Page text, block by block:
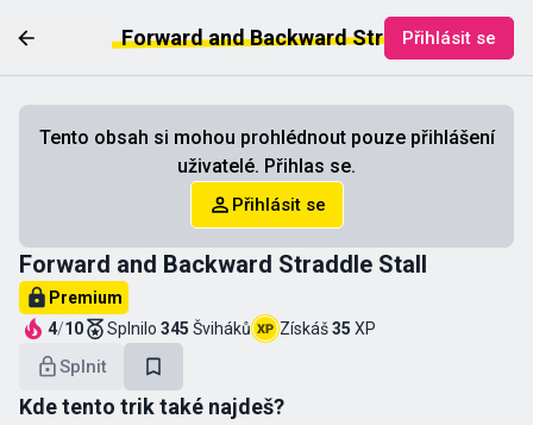
Forward and Backward Straddle Stall Přihlásit se
Tento obsah si mohou prohlédnout pouze přihlášení
uživatelé. Přihlas se.
Přihlásit se
Forward and Backward Straddle Stall
Premium
4/10 Splnilo 345 Šviháků Získáš35 XP
Splnit
Kde tento trik také najdeš?